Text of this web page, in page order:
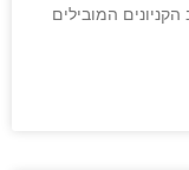
הקניונים המובילים